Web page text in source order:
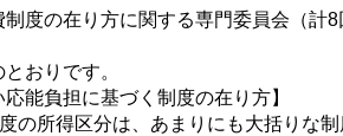
度の在り方に関する専門委員会（計
おりです。
応能負担に基づく制度の在り方】
の所得区分は、あまりにも大括りな